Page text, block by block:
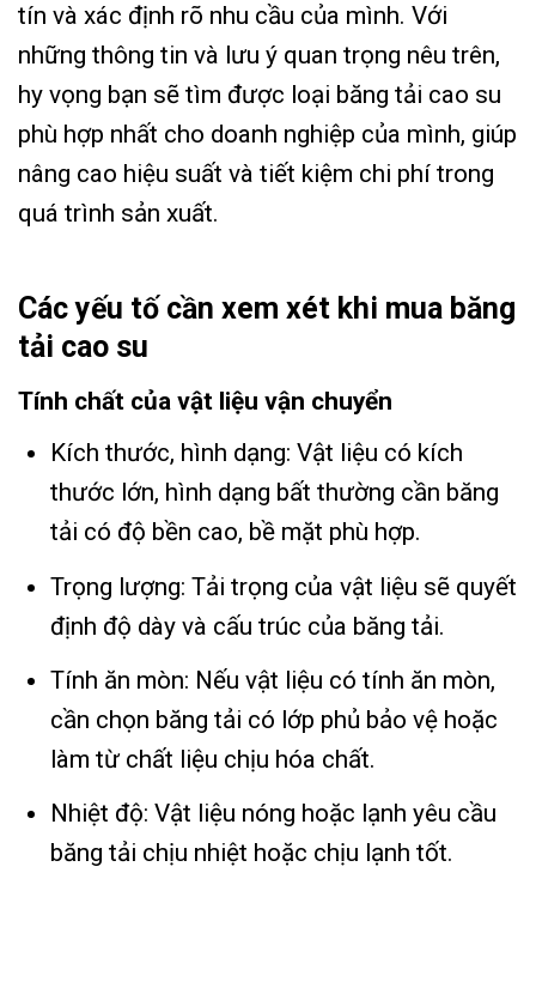
tín và xác định rõ nhu cầu của mình. Với
những thông tin và lưu ý quan trọng nêu trên,
hy vọng bạn sẽ tìm được loại băng tải cao su
phù hợp nhất cho doanh nghiệp của mình, giúp
nâng cao hiệu suất và tiết kiệm chi phí trong
quá trình sản xuất.
Các yếu tố cần xem xét khi mua băng
tải cao su
Tính chất của vật liệu vận chuyển
Kích thước, hình dạng: Vật liệu có kích
thước lớn, hình dạng bất thường cần băng
tải có độ bền cao, bề mặt phù hợp.
Trọng lượng: Tải trọng của vật liệu sẽ quyết
định độ dày và cấu trúc của băng tải.
Tính ăn mòn: Nếu vật liệu có tính ăn mòn,
cần chọn băng tải có lớp phủ bảo vệ hoặc
làm từ chất liệu chịu hóa chất.
Nhiệt độ: Vật liệu nóng hoặc lạnh yêu cầu
băng tải chịu nhiệt hoặc chịu lạnh tốt.